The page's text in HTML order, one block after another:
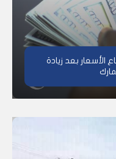
الأسعار بعد زيادة